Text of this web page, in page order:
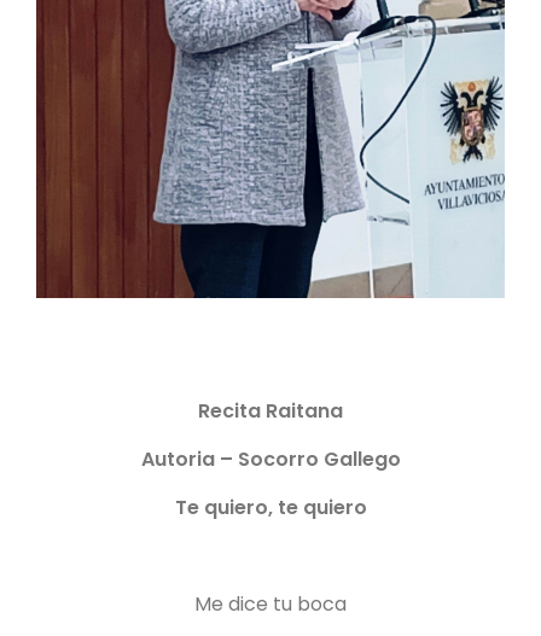
Recita Raitana
Autoria – Socorro Gallego
Te quiero, te quiero
Me dice tu boca